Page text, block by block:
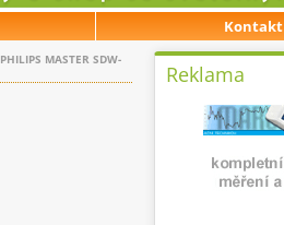
Kontakt
PHILIPS MASTER SDW-
Reklama